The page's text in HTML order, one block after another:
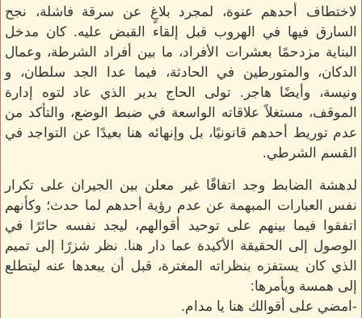
لاختطاف أحدهم عنوة، لمجرد بلاغٍ عن سرقة فاشلة، نجح
السارق فيها في الهروب قبل إلقاء القبض عليه. كان مدخل
البناية مزدحمًا بعشرات الأفراد، ما بين أفراد الشرطة، وعمال
الدكان، والمتورطين في الحادثة، فيما عدا الجد سلطان، و
ونيسة، وأيضًا هاجر. تولى الحاج بدير الذي عاد لتوه إدارة
الموقف، مستغلاً علاقاته الواسعة في ضبط الوضع، والتأكد من
عدم توريط أحدهم قانونيًا، بل وإنهائه هنا بعيدًا عن التواجد في
القسم الشرطي.
لدهشة الضابط وجد اتفاقًا غير معلن بين الجيران على تكرار
نفس العبارات المبهمة عن عدم رؤية أحدهم لما حدث؛ وكأنهم
اتفقوا فيما بينهم على توحيد أقوالهم، ليجد نفسه حائرًا في
الوصول إلى الحقيقة الأكيدة عما دار هنا. نظر شزرًا إلى تميم
الذي كان يستفزه بنظراته المغترة، قبل أن يبعدها عنه ليتطلع
إلى همسة ويأمرها:
-امضي على أقوالك هنا يا مدام.